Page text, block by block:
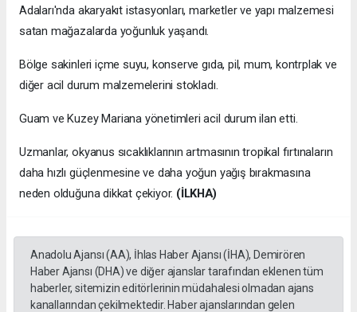
Adaları'nda akaryakıt istasyonları, marketler ve yapı malzemesi
satan mağazalarda yoğunluk yaşandı.
Bölge sakinleri içme suyu, konserve gıda, pil, mum, kontrplak ve
diğer acil durum malzemelerini stokladı.
Guam ve Kuzey Mariana yönetimleri acil durum ilan etti.
Uzmanlar, okyanus sıcaklıklarının artmasının tropikal fırtınaların
daha hızlı güçlenmesine ve daha yoğun yağış bırakmasına
neden olduğuna dikkat çekiyor. (İLKHA)
Anadolu Ajansı (AA), İhlas Haber Ajansı (İHA), Demirören
Haber Ajansı (DHA) ve diğer ajanslar tarafından eklenen tüm
haberler, sitemizin editörlerinin müdahalesi olmadan ajans
kanallarından çekilmektedir. Haber ajanslarından gelen